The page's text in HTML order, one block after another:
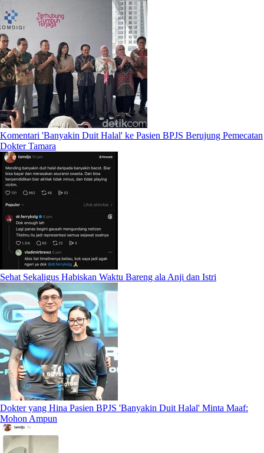
Komentari 'Banyakin Duit Halal' ke Pasien BPJS Berujung Pemecatan
Dokter Tamara
Sehat Sekaligus Habiskan Waktu Bareng ala Anji dan Istri
Dokter yang Hina Pasien BPJS 'Banyakin Duit Halal' Minta Maaf:
Mohon Ampun